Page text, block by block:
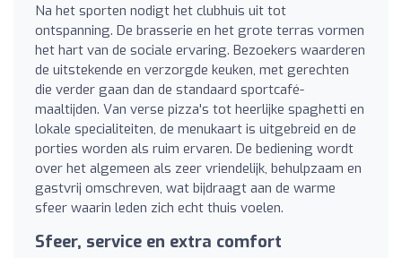
Na het sporten nodigt het clubhuis uit tot
ontspanning. De brasserie en het grote terras vormen
het hart van de sociale ervaring. Bezoekers waarderen
de uitstekende en verzorgde keuken, met gerechten
die verder gaan dan de standaard sportcafé-
maaltijden. Van verse pizza's tot heerlijke spaghetti en
lokale specialiteiten, de menukaart is uitgebreid en de
porties worden als ruim ervaren. De bediening wordt
over het algemeen als zeer vriendelijk, behulpzaam en
gastvrij omschreven, wat bijdraagt aan de warme
sfeer waarin leden zich echt thuis voelen.
Sfeer, service en extra comfort